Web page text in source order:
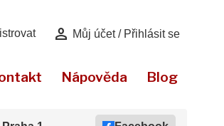
person Můj účet / Přihlásit se
Nápověda Blog